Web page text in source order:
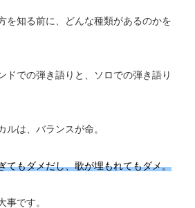
を知る前に、どんな種類があるのかを
ドでの弾き語りと、ソロでの弾き語り
ルは、バランスが命。
てもダメだし、歌が埋もれてもダメ。
事です。